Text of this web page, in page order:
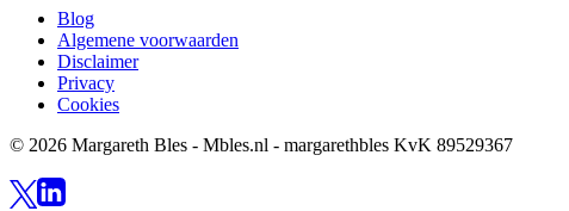
Blog
Algemene voorwaarden
Disclaimer
Privacy
Cookies
© 2026 Margareth Bles - Mbles.nl - margarethbles KvK 89529367